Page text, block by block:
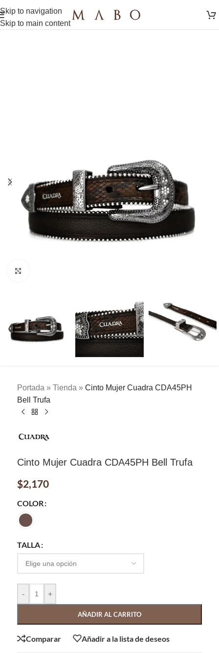
Skip to navigation
Skip to main content
Portada » Tienda » Cinto Mujer Cuadra CDA45PH
Bell Trufa
Cinto Mujer Cuadra CDA45PH Bell Trufa
$2,170
COLOR
TALLA
- +
AÑADIR AL CARRITO
Comparar Añadir a la lista de deseos